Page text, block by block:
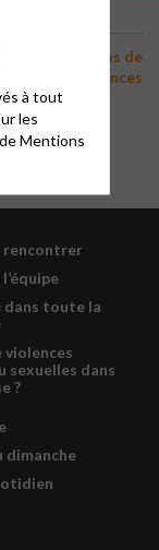
Échos de
Victime de violences
rencontrer
dans toute la
sexuelles dans
?
dimanche
à tout
les
Mentions